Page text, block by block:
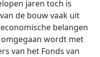
jaren toch is
de bouw vaak uit
belangen
wordt met
van het Fonds van